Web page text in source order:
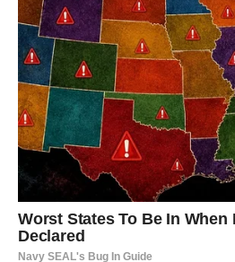
LAV
Lavovima dolazi velika poslovna
Sve ono što ste dugo čekali sada
mjesto.
Vrijeme uspjeha tek
Pred vama su veoma uspješni